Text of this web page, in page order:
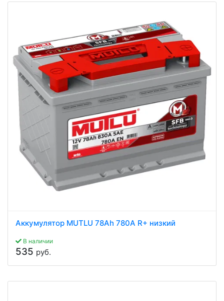
Аккумулятор MUTLU 78Ah 780A R+ низкий
В наличии
535 руб.